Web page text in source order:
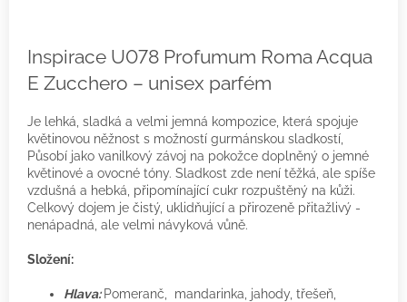
Inspirace U078 Profumum Roma Acqua
E Zucchero – unisex parfém
Je lehká, sladká a velmi jemná kompozice, která spojuje
květinovou něžnost s možností gurmánskou sladkostí,
Působí jako vanilkový závoj na pokožce doplněný o jemné
květinové a ovocné tóny. Sladkost zde není těžká, ale spíše
vzdušná a hebká, připomínající cukr rozpuštěný na kůži.
Celkový dojem je čistý, uklidňující a přirozeně přitažlivý -
nenápadná, ale velmi návyková vůně.
Složení:
Hlava: Pomeranč, mandarinka, jahody, třešeň,